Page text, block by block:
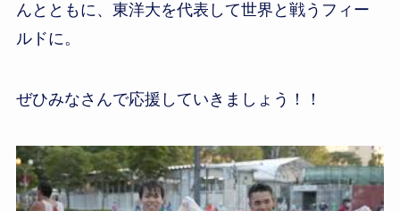
んとともに、東洋大を代表して世界と戦うフィー
ルドに。
ぜひみなさんで応援していきましょう！！